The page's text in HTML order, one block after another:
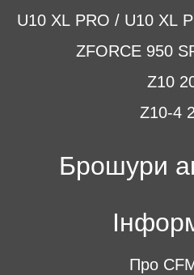
U10 XL PRO / U10 XL
ZFORCE 950
Z10
Z10-4
Брошури
Про